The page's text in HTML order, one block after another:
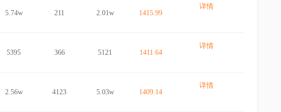
5.74w 211 2.01w 1415.99
详情
5395 366 5121 1411.64
详情
2.56w 4123 5.03w 1409.14
详情